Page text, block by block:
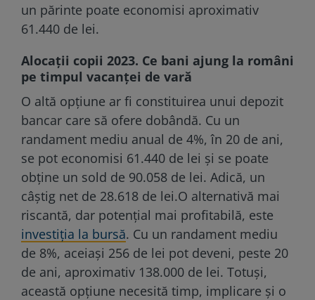
un părinte poate economisi aproximativ
61.440 de lei.
Alocații copii 2023. Ce bani ajung la români
pe timpul vacanței de vară
O altă opțiune ar fi constituirea unui depozit
bancar care să ofere dobândă. Cu un
randament mediu anual de 4%, în 20 de ani,
se pot economisi 61.440 de lei și se poate
obține un sold de 90.058 de lei. Adică, un
câștig net de 28.618 de lei.O alternativă mai
riscantă, dar potențial mai profitabilă, este
investiția la bursă. Cu un randament mediu
de 8%, aceiași 256 de lei pot deveni, peste 20
de ani, aproximativ 138.000 de lei. Totuși,
această opțiune necesită timp, implicare și o